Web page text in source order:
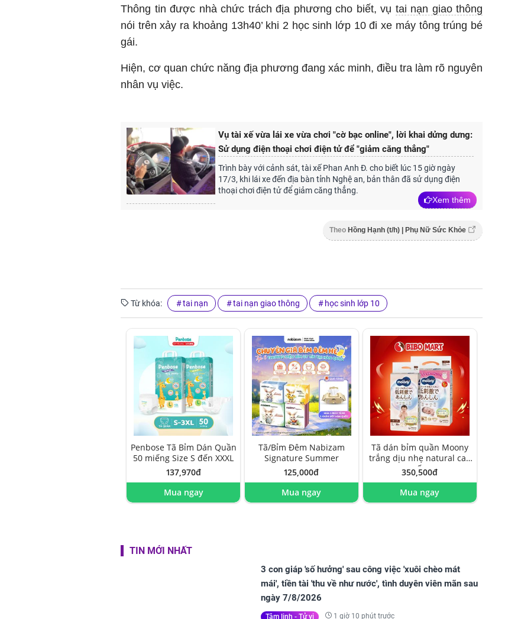
Thông tin được nhà chức trách địa phương cho biết, vụ tai nạn giao thông
nói trên xảy ra khoảng 13h40’ khi 2 học sinh lớp 10 đi xe máy tông trúng bé
gái.
Hiện, cơ quan chức năng địa phương đang xác minh, điều tra làm rõ nguyên
nhân vụ việc.
Vụ tài xế vừa lái xe vừa chơi "cờ bạc online", lời khai dửng dưng:
Sử dụng điện thoại chơi điện tử để "giảm căng thẳng"
Trình bày với cảnh sát, tài xế Phan Anh Đ. cho biết lúc 15 giờ ngày
17/3, khi lái xe đến địa bàn tỉnh Nghệ an, bản thân đã sử dụng điện
thoại chơi điện tử để giảm căng thẳng.
Xem thêm
Theo Hồng Hạnh (t/h) | Phụ Nữ Sức Khỏe
Từ khóa: tai nạn tai nạn giao thông học sinh lớp 10
Penbose Tã Bỉm Dán Quần
50 miếng Size S đến XXXL
137,970đ
Mua ngay
Tã/Bỉm Đêm Nabizam
Signature Summer
125,000đ
Mua ngay
Tã dán bỉm quần Moony
trắng dịu nhẹ natural cao
cấp
350,500đ
Mua ngay
TIN MỚI NHẤT
3 con giáp 'số hưởng' sau công việc 'xuôi chèo mát
mái', tiền tài 'thu về như nước', tình duyên viên mãn sau
ngày 7/8/2026
Tâm linh - Tử vi 1 giờ 10 phút trước